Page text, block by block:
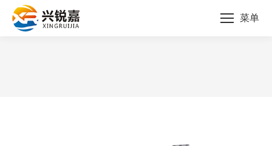
菜单